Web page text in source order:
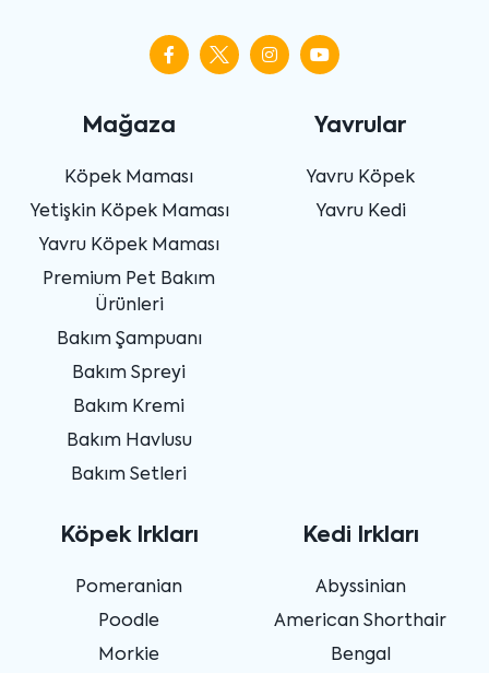
Mağaza
Köpek Maması
Yetişkin Köpek Maması
Yavru Köpek Maması
Premium Pet Bakım
Ürünleri
Bakım Şampuanı
Bakım Spreyi
Bakım Kremi
Bakım Havlusu
Bakım Setleri
Yavrular
Yavru Köpek
Yavru Kedi
Köpek Irkları
Pomeranian
Poodle
Morkie
Kedi Irkları
Abyssinian
American Shorthair
Bengal